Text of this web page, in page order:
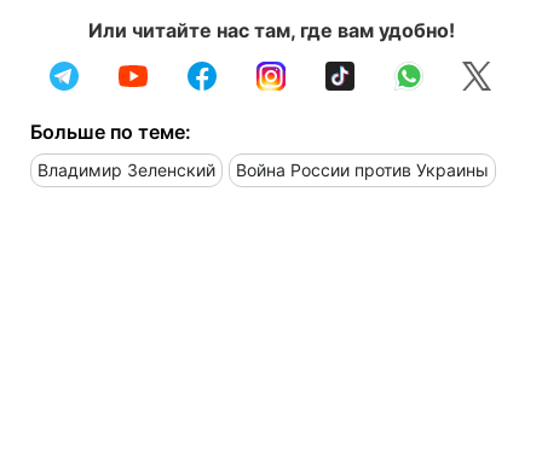
Или читайте нас там, где вам удобно!
Больше по теме:
Владимир Зеленский Война России против Украины